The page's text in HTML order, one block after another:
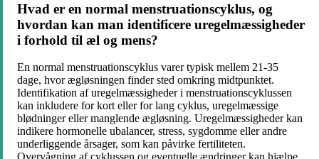
Hvad er en normal menstruationscyklus, og
hvordan kan man identificere uregelmæssigheder
i forhold til æl og mens?
En normal menstruationscyklus varer typisk mellem 21-35
dage, hvor ægløsningen finder sted omkring midtpunktet.
Identifikation af uregelmæssigheder i menstruationscyklussen
kan inkludere for kort eller for lang cyklus, uregelmæssige
blødninger eller manglende ægløsning. Uregelmæssigheder kan
indikere hormonelle ubalancer, stress, sygdomme eller andre
underliggende årsager, som kan påvirke fertiliteten.